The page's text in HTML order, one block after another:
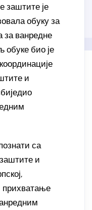
заштите је
обуку за
за ванредне
обуке био је
и
са
и
прихватање